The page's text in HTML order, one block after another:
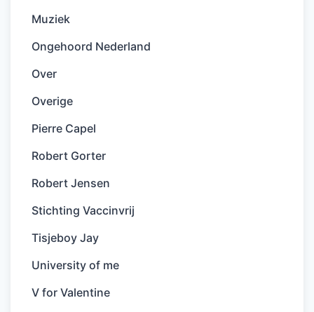
Muziek
Ongehoord Nederland
Over
Overige
Pierre Capel
Robert Gorter
Robert Jensen
Stichting Vaccinvrij
Tisjeboy Jay
University of me
V for Valentine